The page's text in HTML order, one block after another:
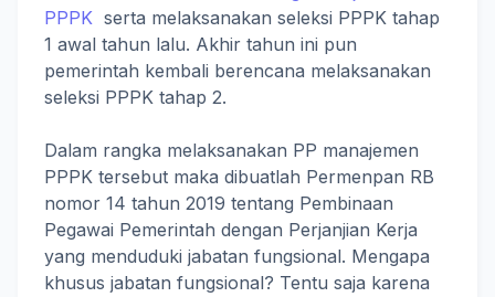
PPPK serta melaksanakan seleksi PPPK tahap
1 awal tahun lalu. Akhir tahun ini pun
pemerintah kembali berencana melaksanakan
seleksi PPPK tahap 2.
Dalam rangka melaksanakan PP manajemen
PPPK tersebut maka dibuatlah Permenpan RB
nomor 14 tahun 2019 tentang Pembinaan
Pegawai Pemerintah dengan Perjanjian Kerja
yang menduduki jabatan fungsional. Mengapa
khusus jabatan fungsional? Tentu saja karena